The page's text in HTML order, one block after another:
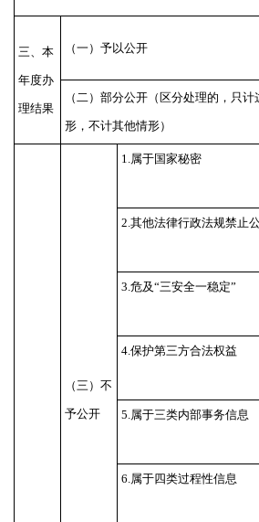
三、本
年度办
理结果
（一）予以公开
（二）部分公开（区分处理的，只计
形，不计其他情形）
（三）不
予公开
1.属于国家秘密
2.其他法律行政法规禁止
3.危及“三安全一稳定”
4.保护第三方合法权益
5.属于三类内部事务信息
6.属于四类过程性信息